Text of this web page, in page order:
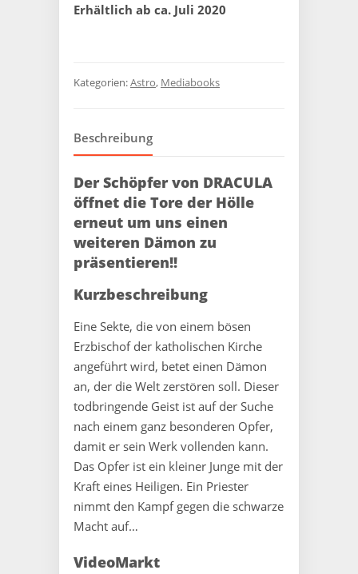
Erhältlich ab ca. Juli 2020
Kategorien:Astro, Mediabooks
Beschreibung
Der Schöpfer von DRACULA
öffnet die Tore der Hölle
erneut um uns einen
weiteren Dämon zu
präsentieren!!
Kurzbeschreibung
Eine Sekte, die von einem bösen
Erzbischof der katholischen Kirche
angeführt wird, betet einen Dämon
an, der die Welt zerstören soll. Dieser
todbringende Geist ist auf der Suche
nach einem ganz besonderen Opfer,
damit er sein Werk vollenden kann.
Das Opfer ist ein kleiner Junge mit der
Kraft eines Heiligen. Ein Priester
nimmt den Kampf gegen die schwarze
Macht auf…
VideoMarkt